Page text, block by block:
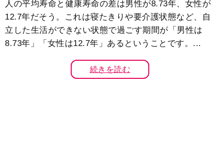
人の平均寿命と健康寿命の差は男性が8.73年、女性が
12.7年だそう。これは寝たきりや要介護状態など、自
立した生活ができない状態で過ごす期間が「男性は
8.73年」「女性は12.7年」あるということです。...
続きを読む